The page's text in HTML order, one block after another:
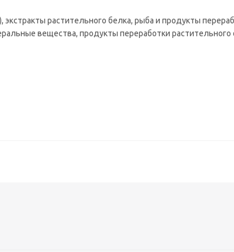
растительного белка, рыба и продукты
вещества, продукты переработки растительного